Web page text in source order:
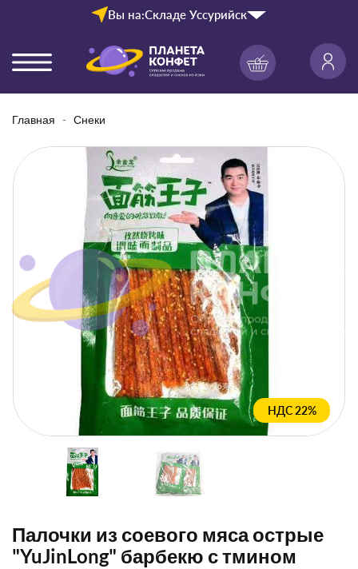
Вы на:Складе Уссурийск
Главная Снеки
НДС 22%
Палочки из соевого мяса острые
"YuJinLong" барбекю с тмином